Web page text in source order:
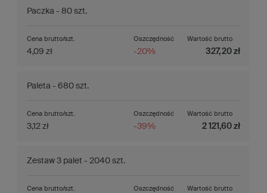
Paczka - 80 szt.
Oszczędność
-20%
Cena brutto/szt.
4,09 zł
Wartość brutto
327,20 zł
Paleta - 680 szt.
Oszczędność
-39%
Cena brutto/szt.
3,12 zł
Wartość brutto
2 121,60 zł
Zestaw 3 palet - 2040 szt.
Oszczędność
Cena brutto/szt. Wartość brutto